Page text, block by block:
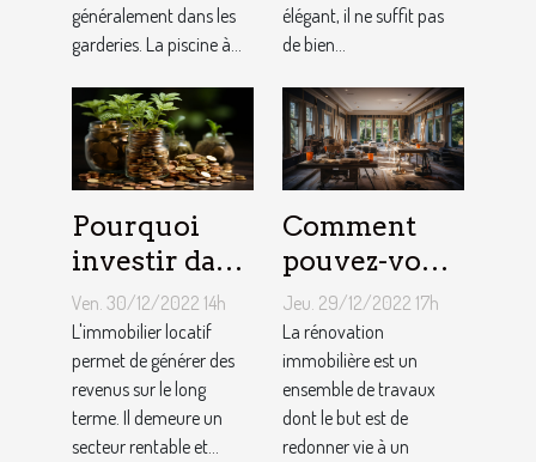
généralement dans les
garderies. La piscine à...
élégant, il ne suffit pas
de bien...
Pourquoi
investir dans
l'immobilier
?
Ven. 30/12/2022 14h
L'immobilier locatif
permet de générer des
revenus sur le long
terme. Il demeure un
secteur rentable et...
Comment
pouvez-vous
faire une
rénovation
immobilière
?
Jeu. 29/12/2022 17h
La rénovation
immobilière est un
ensemble de travaux
dont le but est de
redonner vie à un